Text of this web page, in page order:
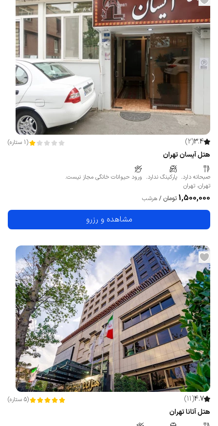
3.4
(
2
)
(
1 ستاره)
هتل آیسان تهران
صبحانه دارد. پارکینگ ندارد. ورود حیوانات خانگی مجاز نیست.
تهران، تهران
1,500,000 تومان / هرشب
مشاهده و رزرو
4.7
(
11
)
(
5 ستاره)
هتل آتانا تهران